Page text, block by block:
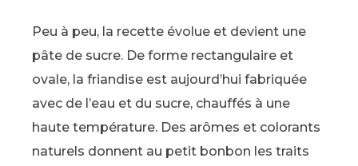
Peu à peu, la recette évolue et devient une
pâte de sucre. De forme rectangulaire et
ovale, la friandise est aujourd’hui fabriquée
avec de l’eau et du sucre, chauffés à une
haute température. Des arômes et colorants
naturels donnent au petit bonbon les traits